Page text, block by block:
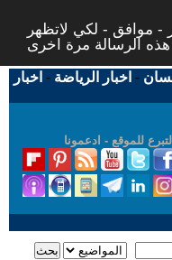
- موافق - لكي لاتظهر
- اخبار الرياضة - اخبار
التبرع للموقع - ادعمونا